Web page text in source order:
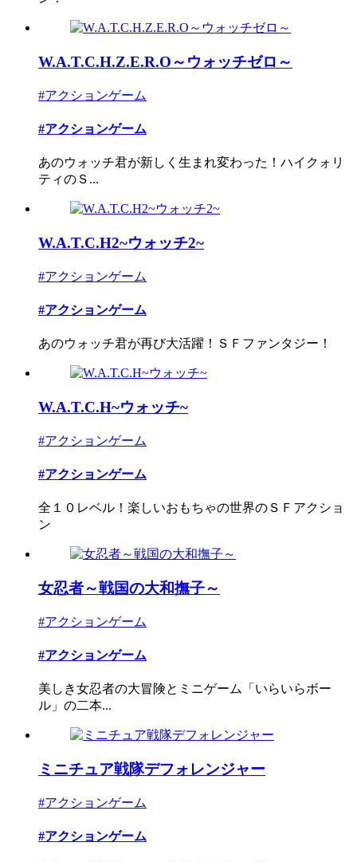
W.A.T.C.H.Z.E.R.O～ウォッチゼロ～
#アクションゲーム
#アクションゲーム
あのウォッチ君が新しく生まれ変わった！ハイクォリ
ティのＳ...
W.A.T.C.H2~ウォッチ2~
#アクションゲーム
#アクションゲーム
あのウォッチ君が再び大活躍！ＳＦファンタジー！
W.A.T.C.H~ウォッチ~
#アクションゲーム
#アクションゲーム
全１０レベル！楽しいおもちゃの世界のＳＦアクショ
ン
女忍者～戦国の大和撫子～
#アクションゲーム
#アクションゲーム
美しき女忍者の大冒険とミニゲーム「いらいらボー
ル」の二本...
ミニチュア戦隊デフォレンジャー
#アクションゲーム
#アクションゲーム